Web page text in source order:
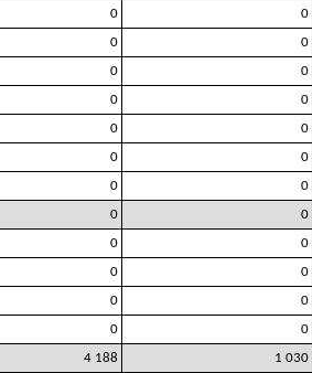
0
0
0
0
0
0
0
0
0
0
0
0
0
0
0
0
0
0
0
0
0
0
0
0
4 188
1 030